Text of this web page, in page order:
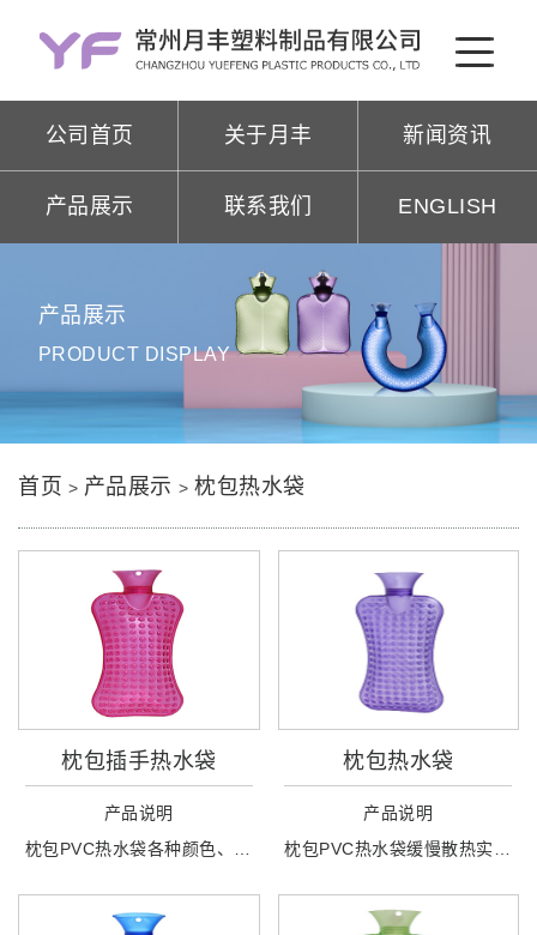
公司首页 关于月丰 新闻资讯
产品展示 联系我们 ENGLISH
产品展示
PRODUCT DISPLAY
首页 > 产品展示 > 枕包热水袋
枕包插手热水袋
产品说明
枕包热水袋
产品说明